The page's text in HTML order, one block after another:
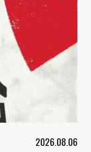
2026.08.06